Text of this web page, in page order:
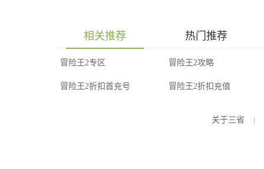
相关推荐 热门推荐
冒险王2专区 冒险王2攻略
冒险王2折扣首充号 冒险王2折扣充值
关于三省 |